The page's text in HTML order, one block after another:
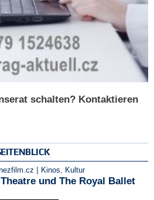
schalten? Kontaktieren
| Kinos, Kultur
und The Royal Ballet